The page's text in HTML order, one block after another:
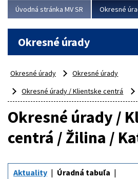
Viac
Úvodná stránka MV SR Okresné
Okresné úrady
Okresné úrady
Okresné úrady
Okresné úrady / Klientske centrá
Okresné úrady /
centrá / Žilina /
Aktuality
Úradná tabuľa